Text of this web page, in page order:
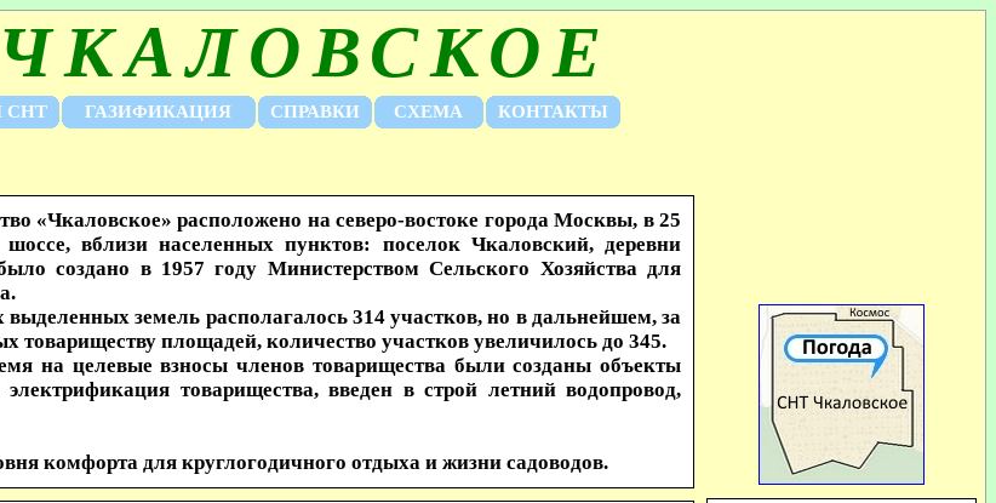
СНТ ГАЗИФИКАЦИЯ СПРАВКИ СХЕМА КОНТАКТЫ
«Чкаловское» расположено на северо-востоке города Москвы, в 25
вблизи населенных пунктов: поселок Чкаловский, деревни
создано в 1957 году Министерством Сельского Хозяйства для
земель располагалось 314 участков, но в дальнейшем, за
товариществу площадей, количество участков увеличилось до 345.
на целевые взносы членов товарищества были созданы объекты
товарищества, введен в строй летний водопровод,
комфорта для круглогодичного отдыха и жизни садоводов.